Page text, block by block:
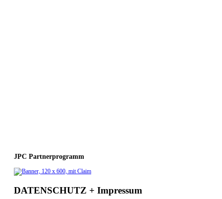
JPC Partnerprogramm
DATENSCHUTZ + Impressum